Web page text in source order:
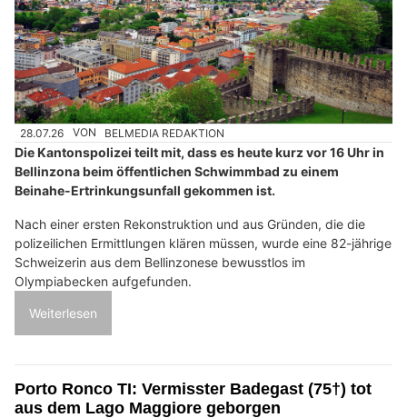
28.07.26 VON BELMEDIA REDAKTION
Die Kantonspolizei teilt mit, dass es heute kurz vor 16 Uhr in
Bellinzona beim öffentlichen Schwimmbad zu einem
Beinahe-Ertrinkungsunfall gekommen ist.
Nach einer ersten Rekonstruktion und aus Gründen, die die
polizeilichen Ermittlungen klären müssen, wurde eine 82-jährige
Schweizerin aus dem Bellinzonese bewusstlos im
Olympiabecken aufgefunden.
Weiterlesen
Porto Ronco TI: Vermisster Badegast (75†) tot
aus dem Lago Maggiore geborgen